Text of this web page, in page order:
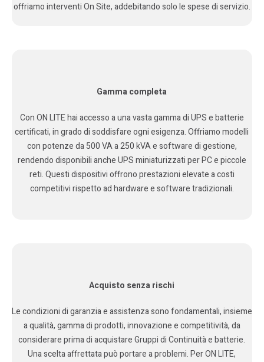
offriamo interventi On Site, addebitando solo le spese di servizio.
Gamma completa
Con ON LITE hai accesso a una vasta gamma di UPS e batterie
certificati, in grado di soddisfare ogni esigenza. Offriamo modelli
con potenze da 500 VA a 250 kVA e software di gestione,
rendendo disponibili anche UPS miniaturizzati per PC e piccole
reti. Questi dispositivi offrono prestazioni elevate a costi
competitivi rispetto ad hardware e software tradizionali.
Acquisto senza rischi
Le condizioni di garanzia e assistenza sono fondamentali, insieme
a qualità, gamma di prodotti, innovazione e competitività, da
considerare prima di acquistare Gruppi di Continuità e batterie.
Una scelta affrettata può portare a problemi. Per ON LITE,